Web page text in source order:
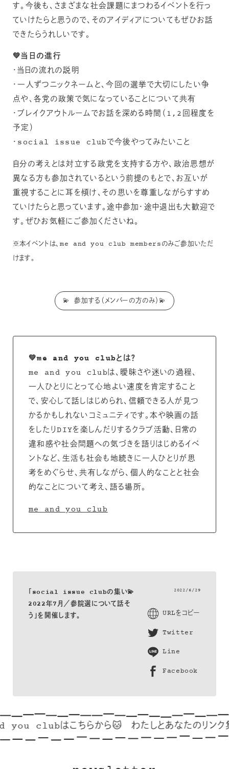
す。今後も、さまざまな社会課題にまつわるイベントを行っ
ていけたらと思うので、そのアイディアについてもぜひお話
できたらうれしいです。
💚当日の進行
・当日の流れの説明
・一人ずつニックネームと、今回の選挙で大切にしたい争
点や、各党の政策で気になっていることについて共有
・ブレイクアウトルームでお話を深める時間（1,2回程度を
予定）
・social issue clubで今後やってみたいこと
自分の考えとは対立する政党を支持する方や、政治思想が
異なる方も参加されているという前提のもとで、お互いが
重視することに耳を傾け、その思いを尊重しながらすすめ
ていけたらと思っています。途中参加・途中退出も大歓迎で
す。ぜひお気軽にご参加くださいね。
※本イベントは、me and you club membersのみご参加いただ
けます。
💫 参加する（メンバーの方のみ）💫
💚me and you clubとは？
me and you clubは、曖昧さや迷いの過程、
一人ひとりにとって心地よい速度を肯定すること
で、安心して話しはじめられ、信頼できる人が見つ
かるかもしれないコミュニティです。本や映画の話
をしたりDIYを楽しんだりするクラブ活動、日常の
違和感や社会問題への気づきを語りはじめるイベ
ントなど、生活も社会も地続きに一人ひとりが思
考をめぐらせ、共有しながら、個人的なことと社会
的なことについて考え、語る場所。
me and you club
「social issue clubの集い💫
2022年7月／参院選について話そ
う」を開催します。
2022/6/29
URLをコピー
Twitter
Line
Facebook
clubはこちらから🐱 わたしとあなたのリンク集